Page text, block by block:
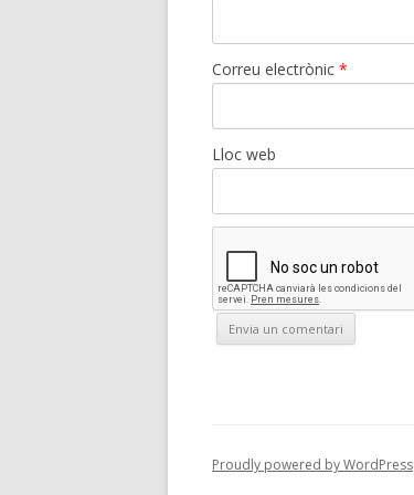
Correu electrònic *
Lloc web
Proudly powered by WordPress